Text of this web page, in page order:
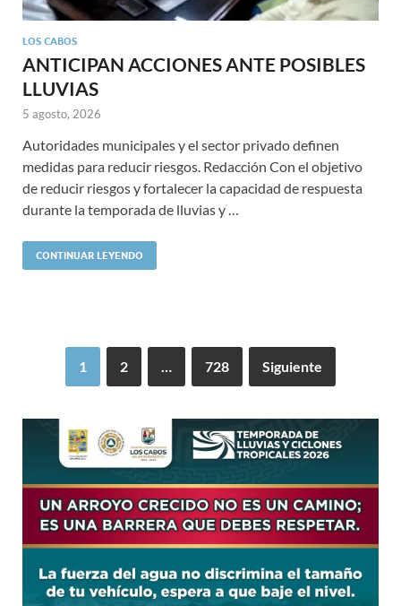
LOS CABOS
ANTICIPAN ACCIONES ANTE POSIBLES
LLUVIAS
5 agosto, 2026
Autoridades municipales y el sector privado definen
medidas para reducir riesgos. Redacción Con el objetivo
de reducir riesgos y fortalecer la capacidad de respuesta
durante la temporada de lluvias y …
CONTINUAR LEYENDO
1 2 728 Siguiente